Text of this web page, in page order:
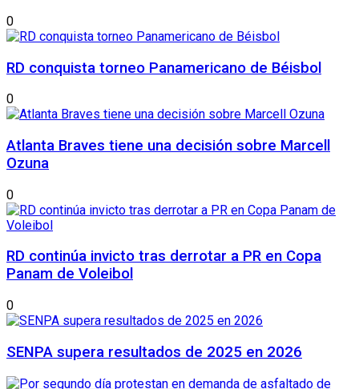
0
RD conquista torneo Panamericano de Béisbol
0
Atlanta Braves tiene una decisión sobre Marcell
Ozuna
0
RD continúa invicto tras derrotar a PR en Copa
Panam de Voleibol
0
SENPA supera resultados de 2025 en 2026